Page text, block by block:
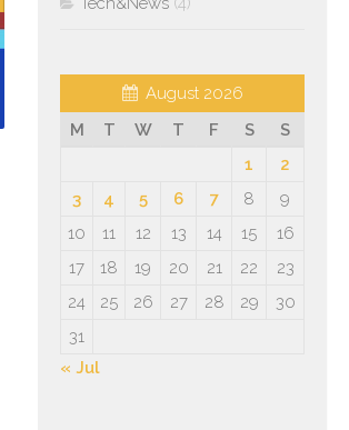
August 2026
M
T W T F S
S
1
2
3
4 5 6 7 8
9
10
11 12 13 14 15
16
17
18 19 20 21 22
23
24
25 26 27 28 29
30
31
« Jul